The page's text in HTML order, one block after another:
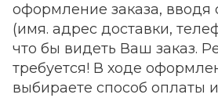
оформление заказа, вводя
(имя. адрес доставки,
что бы видеть Ваш заказ.
требуется! В ходе
выбираете способ оплаты